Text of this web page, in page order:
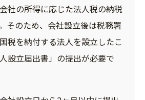
社の所得に応じた法人税の納税
そのため、会社設立後は税務署
税を納付する法人を設立したこ
設立届出書」の提出が必要で